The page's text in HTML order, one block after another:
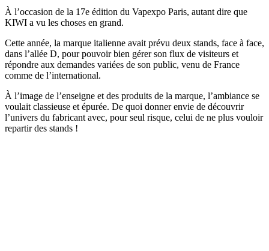
À l’occasion de la 17e édition du Vapexpo Paris, autant dire que
KIWI a vu les choses en grand.
Cette année, la marque italienne avait prévu deux stands, face à face,
dans l’allée D, pour pouvoir bien gérer son flux de visiteurs et
répondre aux demandes variées de son public, venu de France
comme de l’international.
À l’image de l’enseigne et des produits de la marque, l’ambiance se
voulait classieuse et épurée. De quoi donner envie de découvrir
l’univers du fabricant avec, pour seul risque, celui de ne plus vouloir
repartir des stands !